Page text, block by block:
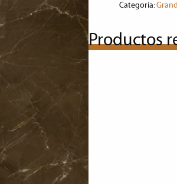
Categoría:
Productos